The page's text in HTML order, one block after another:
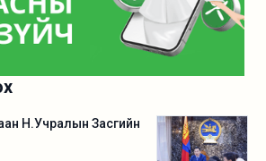
Н.Учралын Засгийн